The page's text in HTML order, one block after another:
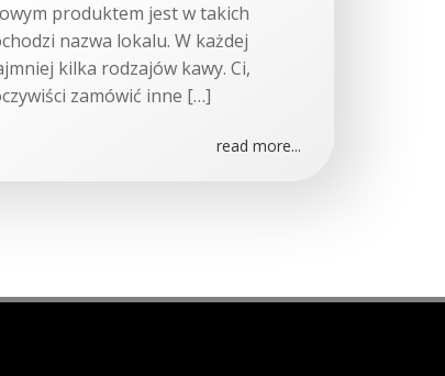
produktem jest w takich
nazwa lokalu. W każdej
kilka rodzajów kawy. Ci,
zamówić inne […]
read more...